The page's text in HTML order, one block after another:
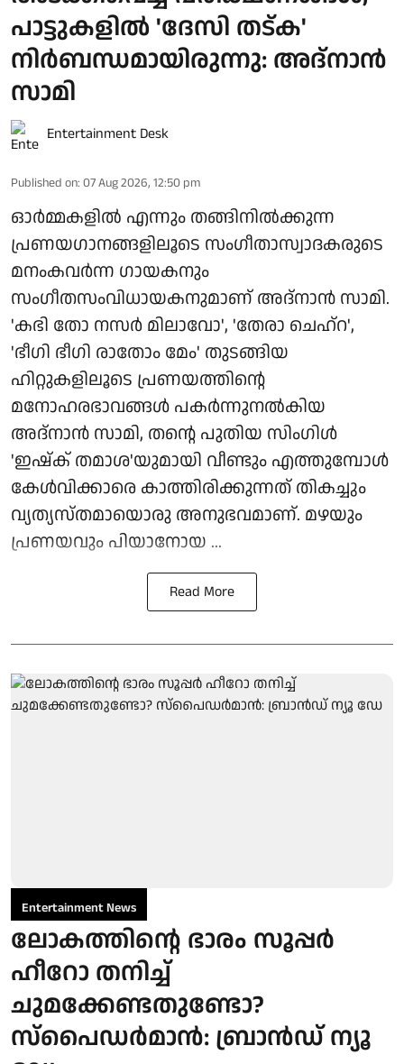
പാട്ടുകളിൽ 'ദേസി തട്ക'
നിർബന്ധമായിരുന്നു: അദ്നാൻ
സാമി
Entertainment Desk
Published on: 07 Aug 2026, 12:50 pm
ഓർമ്മകളിൽ എന്നും തങ്ങിനിൽക്കുന്ന
പ്രണയഗാനങ്ങളിലൂടെ സംഗീതാസ്വാദകരുടെ
മനംകവർന്ന ഗായകനും
സംഗീതസംവിധായകനുമാണ് അദ്നാൻ സാമി.
'കഭി തോ നസർ മിലാവോ', 'തേരാ ചെഹ്റ',
'ഭീഗി ഭീഗി രാതോം മേം' തുടങ്ങിയ
ഹിറ്റുകളിലൂടെ പ്രണയത്തിന്റെ
മനോഹരഭാവങ്ങൾ പകർന്നുനൽകിയ
അദ്നാൻ സാമി, തന്റെ പുതിയ സിംഗിൾ
'ഇഷ്ക് തമാശ'യുമായി വീണ്ടും എത്തുമ്പോൾ
കേൾവിക്കാരെ കാത്തിരിക്കുന്നത് തികച്ചും
വ്യത്യസ്തമായൊരു അനുഭവമാണ്. മഴയും
പ്രണയവും പിയാനോയ ...
Read More
Entertainment News
ലോകത്തിന്റെ ഭാരം സൂപ്പർ
ഹീറോ തനിച്ച്
ചുമക്കേണ്ടതുണ്ടോ?
സ്പൈഡർമാൻ: ബ്രാൻഡ് ന്യൂ